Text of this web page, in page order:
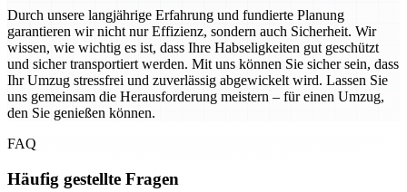
Durch unsere langjährige Erfahrung und fundierte Planung
garantieren wir nicht nur Effizienz, sondern auch Sicherheit. Wir
wissen, wie wichtig es ist, dass Ihre Habseligkeiten gut geschützt
und sicher transportiert werden. Mit uns können Sie sicher sein, dass
Ihr Umzug stressfrei und zuverlässig abgewickelt wird. Lassen Sie
uns gemeinsam die Herausforderung meistern – für einen Umzug,
den Sie genießen können.
FAQ
Häufig gestellte Fragen